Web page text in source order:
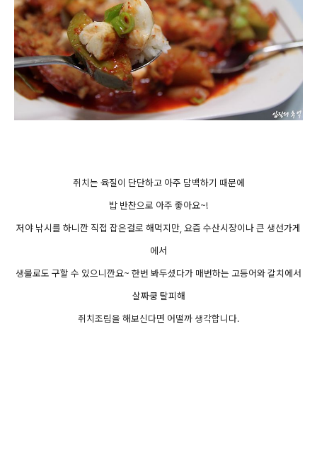
쥐치는 육질이 단단하고 아주 담백하기 때문에
밥 반찬으로 아주 좋아요~!
저야 낚시를 하니깐 직접 잡은걸로 해먹지만, 요즘 수산시장이나 큰 생선가게
에서
생물로도 구할 수 있으니깐요~ 한번 봐두셨다가 매번하는 고등어와 갈치에서
살짜쿵 탈피해
쥐치조림을 해보신다면 어떨까 생각합니다.